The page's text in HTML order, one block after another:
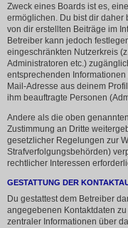
Zweck eines Boards ist es,
ermöglichen. Du bist dir daher
von dir erstellten Beiträge im
Betreiber kann jedoch
eingeschränkten Nutzerkreis
Administratoren etc.)
entsprechenden
Mail-Adresse aus deinem
ihm beauftragte Personen
Andere als die oben
Zustimmung an Dritte
gesetzlicher Regelungen zur
Strafverfolgungsbehörden)
rechtlicher Interessen
GESTATTUNG DER
Du gestattest dem Betreiber
angegebenen Kontaktdaten
zentraler Informationen über